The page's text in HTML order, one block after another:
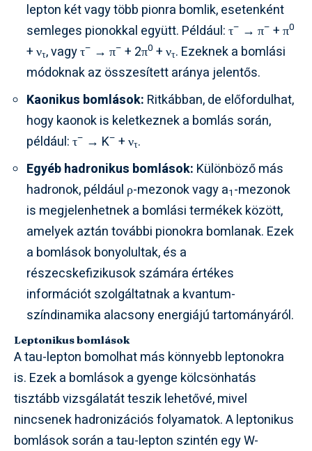
lepton két vagy több pionra bomlik, esetenként
semleges pionokkal együtt. Például: τ– → π– + π0
+ ντ, vagy τ– → π– + 2π0 + ντ. Ezeknek a bomlási
módoknak az összesített aránya jelentős.
Kaonikus bomlások: Ritkábban, de előfordulhat,
hogy kaonok is keletkeznek a bomlás során,
például: τ– → K– + ντ.
Egyéb hadronikus bomlások: Különböző más
hadronok, például ρ-mezonok vagy a1 -mezonok
is megjelenhetnek a bomlási termékek között,
amelyek aztán további pionokra bomlanak. Ezek
a bomlások bonyolultak, és a
részecskefizikusok számára értékes
információt szolgáltatnak a kvantum-
színdinamika alacsony energiájú tartományáról.
Leptonikus bomlások
A tau-lepton bomolhat más könnyebb leptonokra
is. Ezek a bomlások a gyenge kölcsönhatás
tisztább vizsgálatát teszik lehetővé, mivel
nincsenek hadronizációs folyamatok. A leptonikus
bomlások során a tau-lepton szintén egy W-